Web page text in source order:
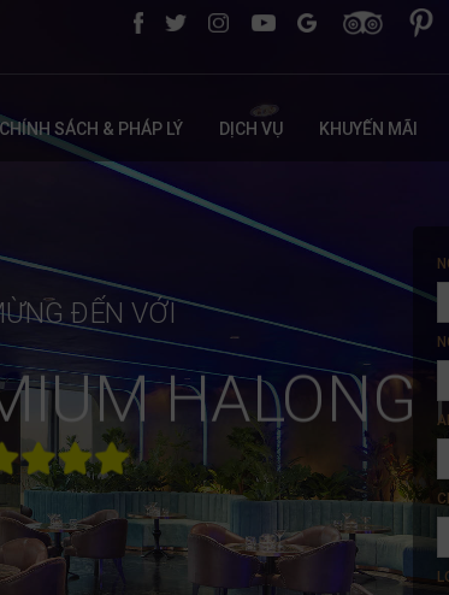
SÁCH & PHÁP LÝ DỊCH VỤ KHUYẾN MÃI
ĐẾN VỚI
HALONG